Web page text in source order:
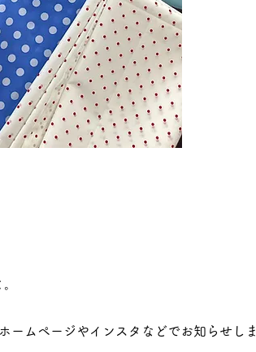
ームページやインスタなどでお知らせしま